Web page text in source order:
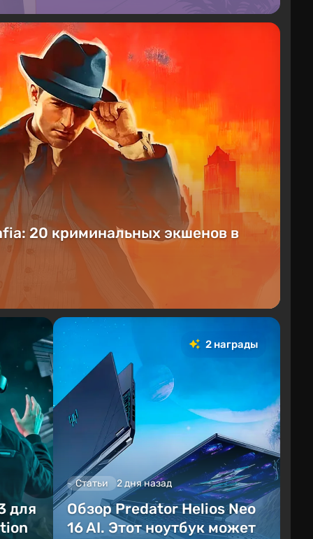
20 криминальных экшенов в
для
2 награды
Статьи 2 дня назад
Обзор Predator Helios Neo
16 AI. Этот ноутбук может